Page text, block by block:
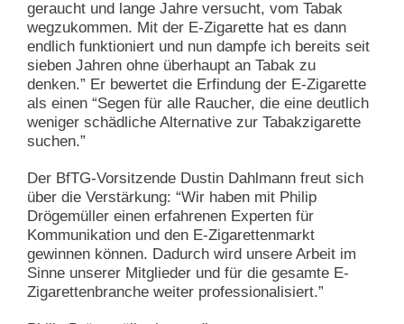
geraucht und lange Jahre versucht, vom Tabak
wegzukommen. Mit der E-Zigarette hat es dann
endlich funktioniert und nun dampfe ich bereits seit
sieben Jahren ohne überhaupt an Tabak zu
denken.” Er bewertet die Erfindung der E-Zigarette
als einen “Segen für alle Raucher, die eine deutlich
weniger schädliche Alternative zur Tabakzigarette
suchen.”
Der BfTG-Vorsitzende Dustin Dahlmann freut sich
über die Verstärkung: “Wir haben mit Philip
Drögemüller einen erfahrenen Experten für
Kommunikation und den E-Zigarettenmarkt
gewinnen können. Dadurch wird unsere Arbeit im
Sinne unserer Mitglieder und für die gesamte E-
Zigarettenbranche weiter professionalisiert.”